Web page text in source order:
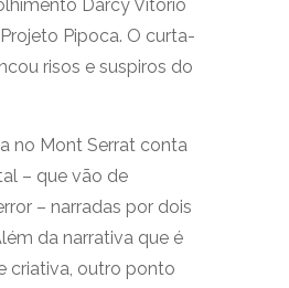
Darcy Vitório
Pipoca. O curta-
risos e suspiros do
no Mont Serrat conta
– que vão de
– narradas por dois
da narrativa que é
criativa, outro ponto